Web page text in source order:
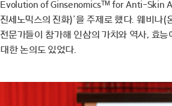
Evolution of Ginsenomics™for Anti-Skin
진세노믹스의 진화)’을 주제로 했다. 웨비나
전문가들이 참가해 인삼의 가치와 역사, 효
대한 논의도 있었다.